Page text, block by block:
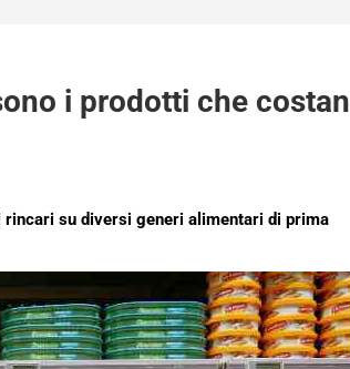
i prodotti che
rincari su diversi generi alimentari di prima